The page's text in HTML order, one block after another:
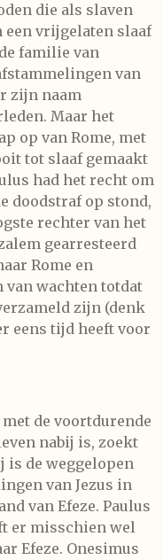
die als slaven
een vrijgelaten slaaf
familie van
van
zijn naam
Maar het
op van Rome, met
tot slaaf gemaakt
had het recht om
doodstraf op stond,
rechter van het
gearresteerd
Rome en
van wachten totdat
zijn (denk
eens tijd heeft voor
de voortdurende
nabij is, zoekt
is de weggelopen
van Jezus in
van Efeze. Paulus
er misschien wel
Efeze. Onesimus